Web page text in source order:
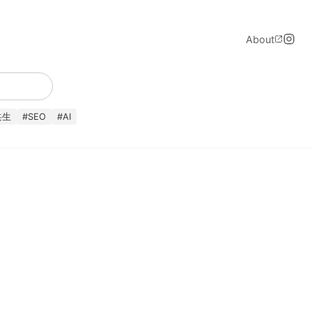
About
生 #SEO #AI